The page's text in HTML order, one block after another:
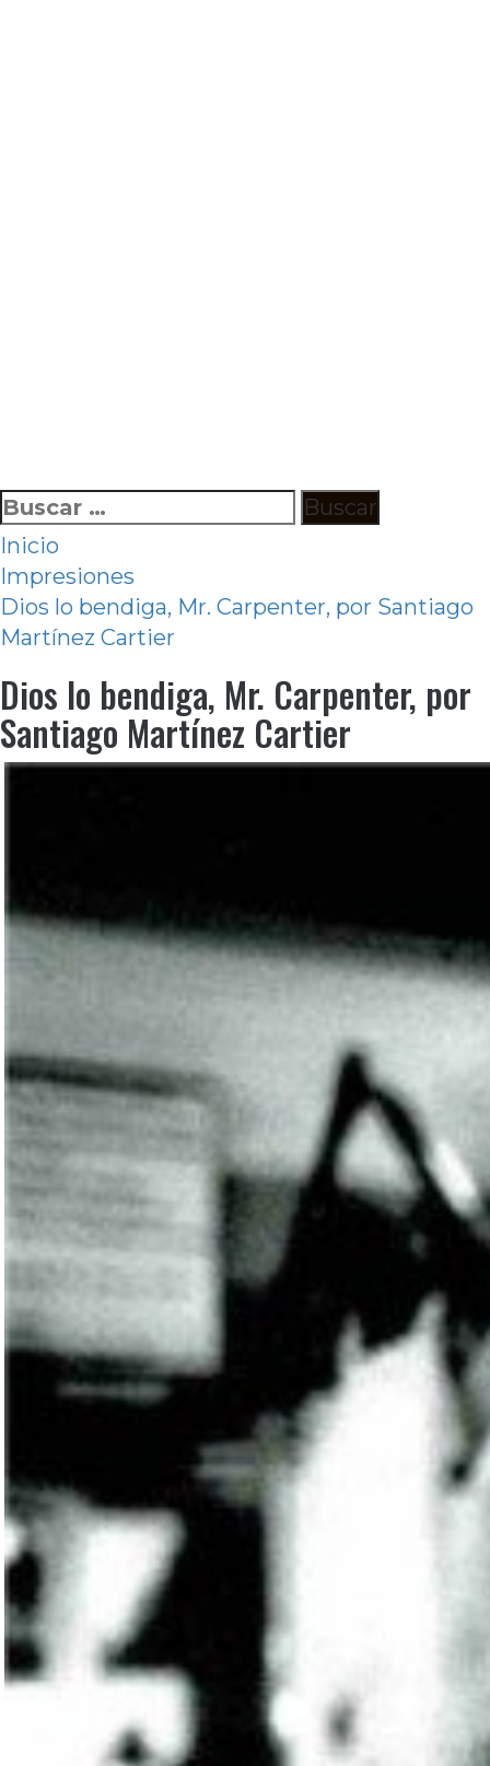
Ir
al
contenido
Buscar:
Inicio
Impresiones
Dios lo bendiga, Mr. Carpenter, por Santiago
Martínez Cartier
Dios lo bendiga, Mr. Carpenter, por
Santiago Martínez Cartier